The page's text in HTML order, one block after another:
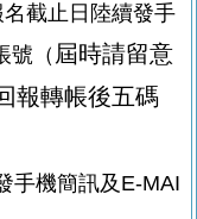
截止日陸續發手
號（ 屆時請留意
報轉帳後五碼
手機簡訊及E-MAI